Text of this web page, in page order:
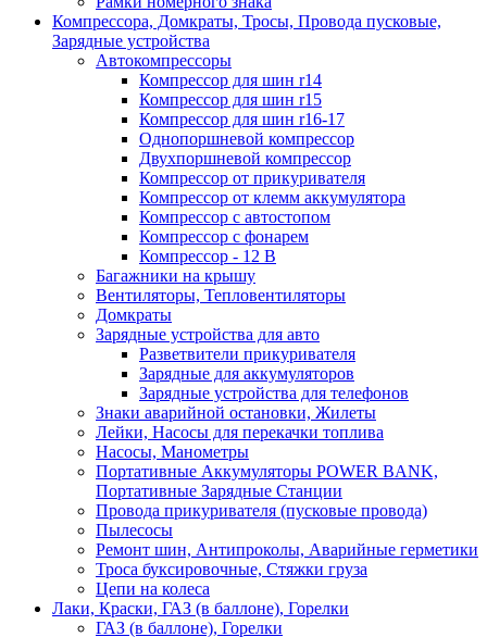
Компрессора, Домкраты, Тросы, Провода пусковые,
Зарядные устройства
Автокомпрессоры
Компрессор для шин r14
Компрессор для шин r15
Компрессор для шин r16-17
Однопоршневой компрессор
Двухпоршневой компрессор
Компрессор от прикуривателя
Компрессор от клемм аккумулятора
Компрессор с автостопом
Компрессор с фонарем
Компрессор - 12 В
Багажники на крышу
Вентиляторы, Тепловентиляторы
Домкраты
Зарядные устройства для авто
Разветвители прикуривателя
Зарядные для аккумуляторов
Зарядные устройства для телефонов
Знаки аварийной остановки, Жилеты
Лейки, Насосы для перекачки топлива
Насосы, Манометры
Портативные Аккумуляторы POWER BANK,
Портативные Зарядные Станции
Провода прикуривателя (пусковые провода)
Пылесосы
Ремонт шин, Антипроколы, Аварийные герметики
Троса буксировочные, Стяжки груза
Цепи на колеса
Лаки, Краски, ГАЗ (в баллоне), Горелки
ГАЗ (в баллоне), Горелки